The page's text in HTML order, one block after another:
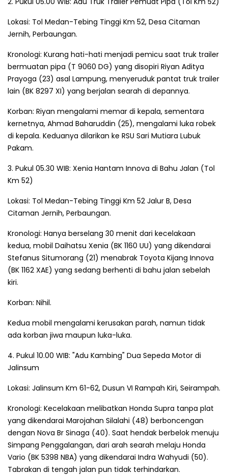
Lokasi: Tol Medan-Tebing Tinggi Km 52, Desa Citaman
Jernih, Perbaungan.
Kronologi: Kurang hati-hati menjadi pemicu saat truk trailer
bermuatan pipa (T 9060 DG) yang disopiri Riyan Aditya
Prayoga (23) asal Lampung, menyeruduk pantat truk trailer
lain (BK 8297 XI) yang berjalan searah di depannya.
Korban: Riyan mengalami memar di kepala, sementara
kernetnya, Ahmad Baharuddin (25), mengalami luka robek
di kepala. Keduanya dilarikan ke RSU Sari Mutiara Lubuk
Pakam.
3. Pukul 05.30 WIB: Xenia Hantam Innova di Bahu Jalan (Tol
Km 52)
Lokasi: Tol Medan-Tebing Tinggi Km 52 Jalur B, Desa
Citaman Jernih, Perbaungan.
Kronologi: Hanya berselang 30 menit dari kecelakaan
kedua, mobil Daihatsu Xenia (BK 1160 UU) yang dikendarai
Stefanus Situmorang (21) menabrak Toyota Kijang Innova
(BK 1162 XAE) yang sedang berhenti di bahu jalan sebelah
kiri.
Korban: Nihil.
Kedua mobil mengalami kerusakan parah, namun tidak
ada korban jiwa maupun luka-luka.
4. Pukul 10.00 WIB: "Adu Kambing" Dua Sepeda Motor di
Jalinsum
Lokasi: Jalinsum Km 61-62, Dusun VI Rampah Kiri, Seirampah.
Kronologi: Kecelakaan melibatkan Honda Supra tanpa plat
yang dikendarai Marojahan Silalahi (48) berboncengan
dengan Nova Br Sinaga (40). Saat hendak berbelok menuju
Simpang Penggalangan, dari arah searah melaju Honda
Vario (BK 5398 NBA) yang dikendarai Indra Wahyudi (50).
Tabrakan di tengah jalan pun tidak terhindarkan.